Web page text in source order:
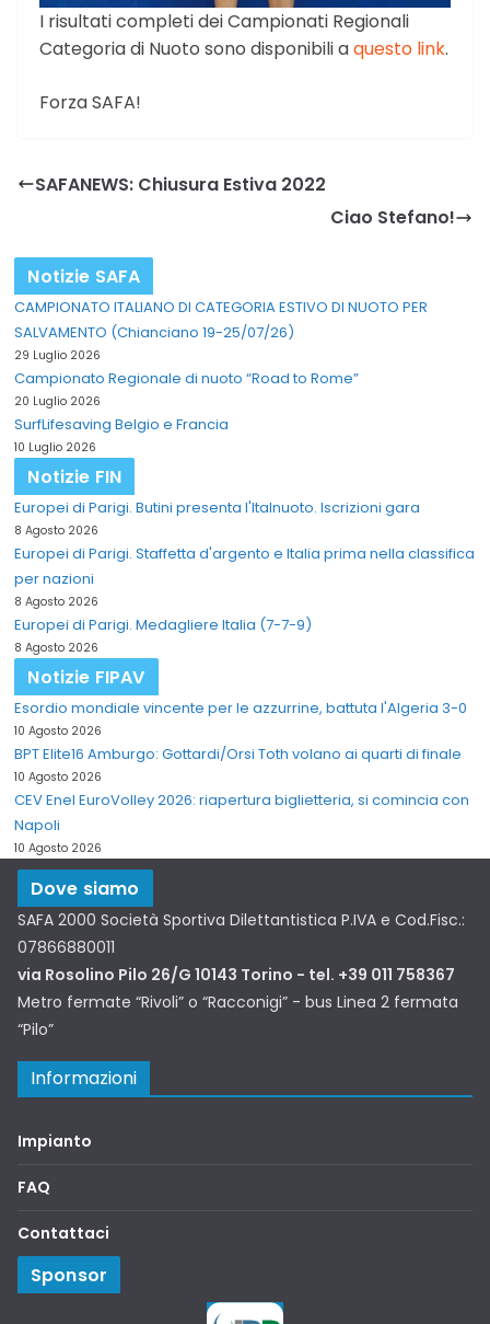
I risultati completi dei Campionati Regionali
Categoria di Nuoto sono disponibili aquesto link.
Forza SAFA!
SAFANEWS: Chiusura Estiva 2022
Ciao Stefano!
Notizie SAFA
CAMPIONATO ITALIANO DI CATEGORIA ESTIVO DI NUOTO PER
SALVAMENTO (Chianciano 19-25/07/26)
29 Luglio 2026
Campionato Regionale di nuoto “Road to Rome”
20 Luglio 2026
SurfLifesaving Belgio e Francia
10 Luglio 2026
Notizie FIN
Europei di Parigi. Butini presenta l'Italnuoto. Iscrizioni gara
8 Agosto 2026
Europei di Parigi. Staffetta d'argento e Italia prima nella classifica
per nazioni
8 Agosto 2026
Europei di Parigi. Medagliere Italia (7-7-9)
8 Agosto 2026
Notizie FIPAV
Esordio mondiale vincente per le azzurrine, battuta l'Algeria 3-0
10 Agosto 2026
BPT Elite16 Amburgo: Gottardi/Orsi Toth volano ai quarti di finale
10 Agosto 2026
CEV Enel EuroVolley 2026: riapertura biglietteria, si comincia con
Napoli
10 Agosto 2026
Dove siamo
SAFA 2000 Società Sportiva Dilettantistica P.IVA e Cod.Fisc.:
07866880011
via Rosolino Pilo 26/G 10143 Torino - tel. +39 011 758367
Metro fermate “Rivoli” o “Racconigi” - bus Linea 2 fermata
“Pilo”
Informazioni
Impianto
FAQ
Contattaci
Sponsor